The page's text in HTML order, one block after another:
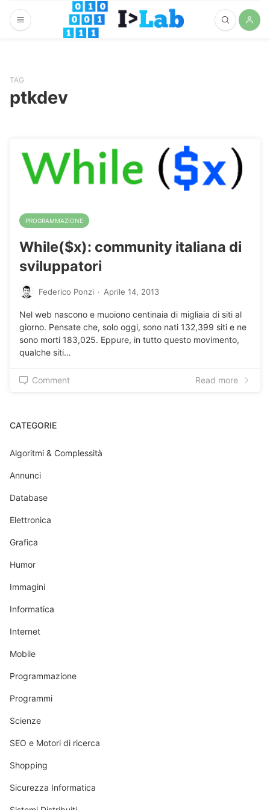
TAG
ptkdev
PROGRAMMAZIONE
While($x): community italiana di
sviluppatori
Federico Ponzi · Aprile 14, 2013
Nel web nascono e muoiono centinaia di migliaia di siti al
giorno. Pensate che, solo oggi, sono nati 132,399 siti e ne
sono morti 183,025. Eppure, in tutto questo movimento,
qualche siti…
Comment Read more
CATEGORIE
Algoritmi & Complessità
Annunci
Database
Elettronica
Grafica
Humor
Immagini
Informatica
Internet
Mobile
Programmazione
Programmi
Scienze
SEO e Motori di ricerca
Shopping
Sicurezza Informatica